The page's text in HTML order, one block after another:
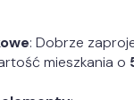
: Dobrze
mieszkania o